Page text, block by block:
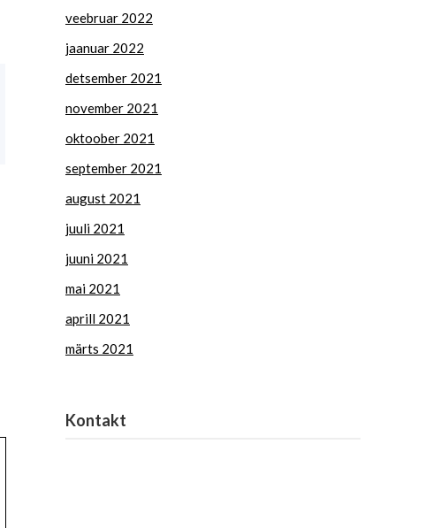
veebruar 2022
jaanuar 2022
detsember 2021
november 2021
oktoober 2021
september 2021
august 2021
juuli 2021
juuni 2021
mai 2021
aprill 2021
märts 2021
Kontakt